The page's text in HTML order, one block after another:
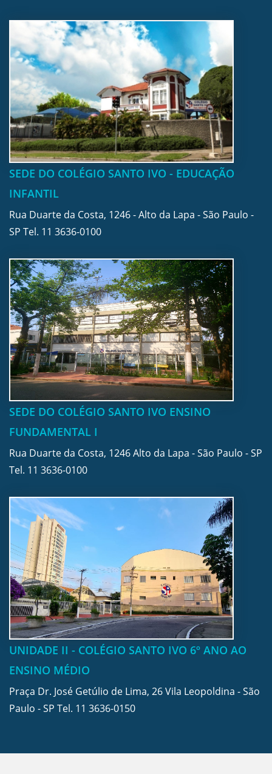
SEDE DO COLÉGIO SANTO IVO - EDUCAÇÃO
INFANTIL
Rua Duarte da Costa, 1246 - Alto da Lapa - São Paulo -
SP Tel. 11 3636-0100
SEDE DO COLÉGIO SANTO IVO ENSINO
FUNDAMENTAL I
Rua Duarte da Costa, 1246 Alto da Lapa - São Paulo - SP
Tel. 11 3636-0100
UNIDADE II - COLÉGIO SANTO IVO 6º ANO AO
ENSINO MÉDIO
Praça Dr. José Getúlio de Lima, 26 Vila Leopoldina - São
Paulo - SP Tel. 11 3636-0150